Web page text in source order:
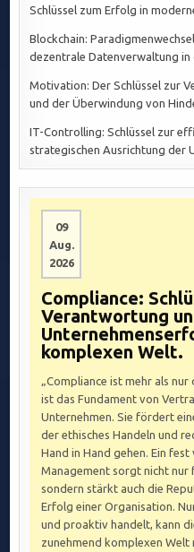
Schlüssel zum Erfolg in
Blockchain:
dezentrale Datenverwaltung in
Motivation: Der Schlüssel zur
und der Überwindung von
IT-Controlling: Schlüssel zur
strategischen Ausrichtung der
09
Aug.
2026
Compliance:
Verantwortung
komplexen Welt.
„Compliance ist mehr als nur
ist das Fundament von
Unternehmen. Sie fördert
der ethisches Handeln und
Hand in Hand gehen. Ein
Management sorgt nicht nur
sondern stärkt auch die
Erfolg einer Organisation.
und proaktiv handelt, kann
zunehmend komplexen Welt